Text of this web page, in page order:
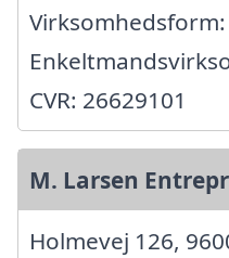
Virksomhedsform:
CVR: 26629101
M. Larsen
Holmevej 126,